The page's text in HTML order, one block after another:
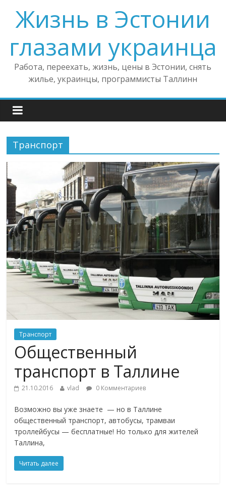
Жизнь в Эстонии
глазами украинца
Работа, переехать, жизнь, цены в Эстонии, снять
жилье, украинцы, программисты Таллинн
Транспорт
Транспорт
Общественный
транспорт в Таллине
21.10.2016 vlad 0 Комментариев
Возможно вы уже знаете — но в Таллине
общественный транспорт, автобусы, трамваи
троллейбусы — бесплатные! Но только для жителей
Таллина,
Читать далее